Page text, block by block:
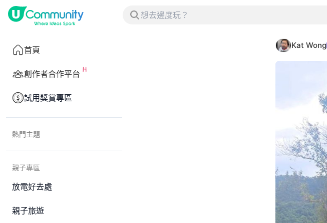
首頁
創作者合作平台
試用獎賞專區
熱門主題
親子專區
放電好去處
親子旅遊
Kat Wong